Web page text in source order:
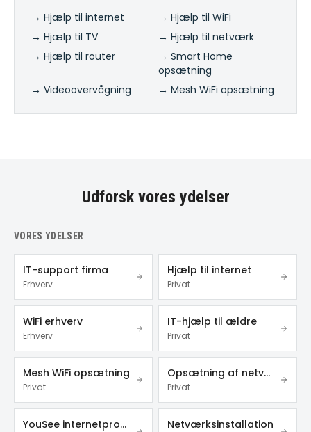
→ Hjælp til internet
→ Hjælp til WiFi
→ Hjælp til TV
→ Hjælp til netværk
→ Hjælp til router
→ Smart Home
opsætning
→ Videoovervågning
→ Mesh WiFi opsætning
Udforsk vores ydelser
VORES YDELSER
IT-support firma
Erhverv
Hjælp til internet
Privat
WiFi erhverv
Erhverv
IT-hjælp til ældre
Privat
Mesh WiFi opsætning
Privat
Opsætning af netværk
Privat
YouSee internetproblemer Netværksinstallation